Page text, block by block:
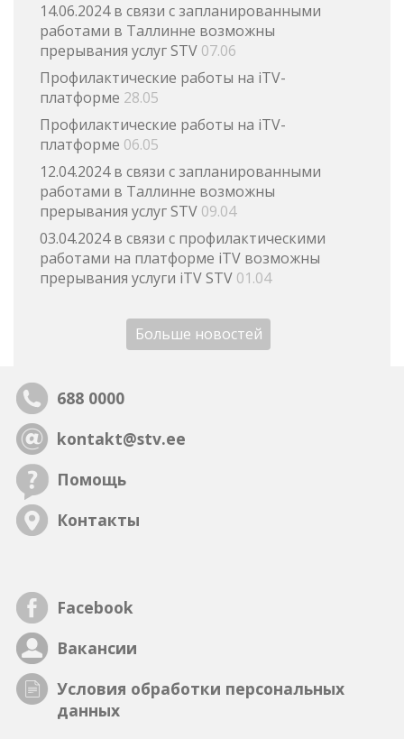
14.06.2024 в связи с запланированными
работами в Таллинне возможны
прерывания услуг STV 07.06
Профилактические работы на iTV-
платформе 28.05
Профилактические работы на iTV-
платформе 06.05
12.04.2024 в связи с запланированными
работами в Таллинне возможны
прерывания услуг STV 09.04
03.04.2024 в связи с профилактическими
работами на платформе iTV возможны
прерывания услуги iTV STV 01.04
Больше новостей
688 0000
kontakt@stv.ee
Помощь
Контакты
Facebook
Вакансии
Условия обработки персональных
данных